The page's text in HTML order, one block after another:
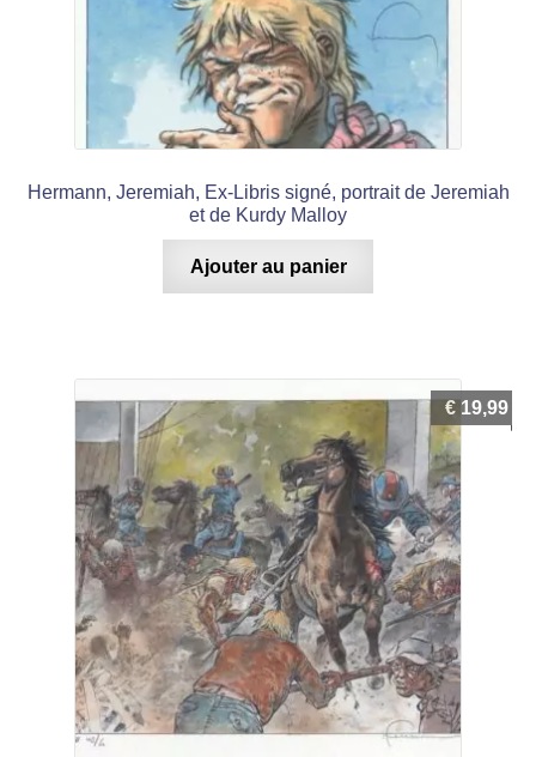
Hermann, Jeremiah, Ex-Libris signé, portrait de Jeremiah
et de Kurdy Malloy
Ajouter au panier
€ 19,99